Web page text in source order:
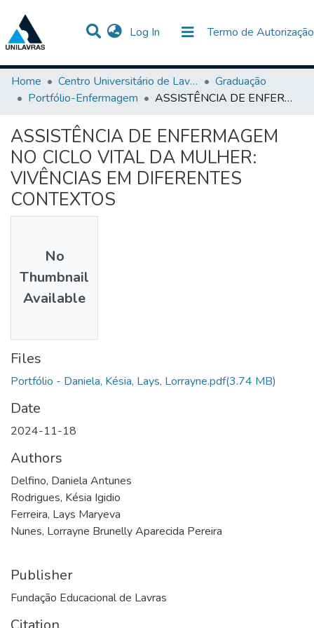
Log In (current) Termo de Autorização
Communities & Collections
Statistics
All of DSpace
Home
Centro Universitário de Lavras-UNILAVRAS
Graduação
Portfólio-Enfermagem
ASSISTÊNCIA DE ENFERMAGEM NO CICLO VITAL DA MULHER: VIVÊNCIAS EM DIFERENTES CONTEXTOS
ASSISTÊNCIA DE ENFERMAGEM
NO CICLO VITAL DA MULHER:
VIVÊNCIAS EM DIFERENTES
CONTEXTOS
No
Thumbnail
Available
Files
Portfólio - Daniela, Késia, Lays, Lorrayne.pdf(3.74 MB)
Date
2024-11-18
Authors
Delfino, Daniela Antunes
Rodrigues, Késia Igidio
Ferreira, Lays Maryeva
Nunes, Lorrayne Brunelly Aparecida Pereira
Publisher
Fundação Educacional de Lavras